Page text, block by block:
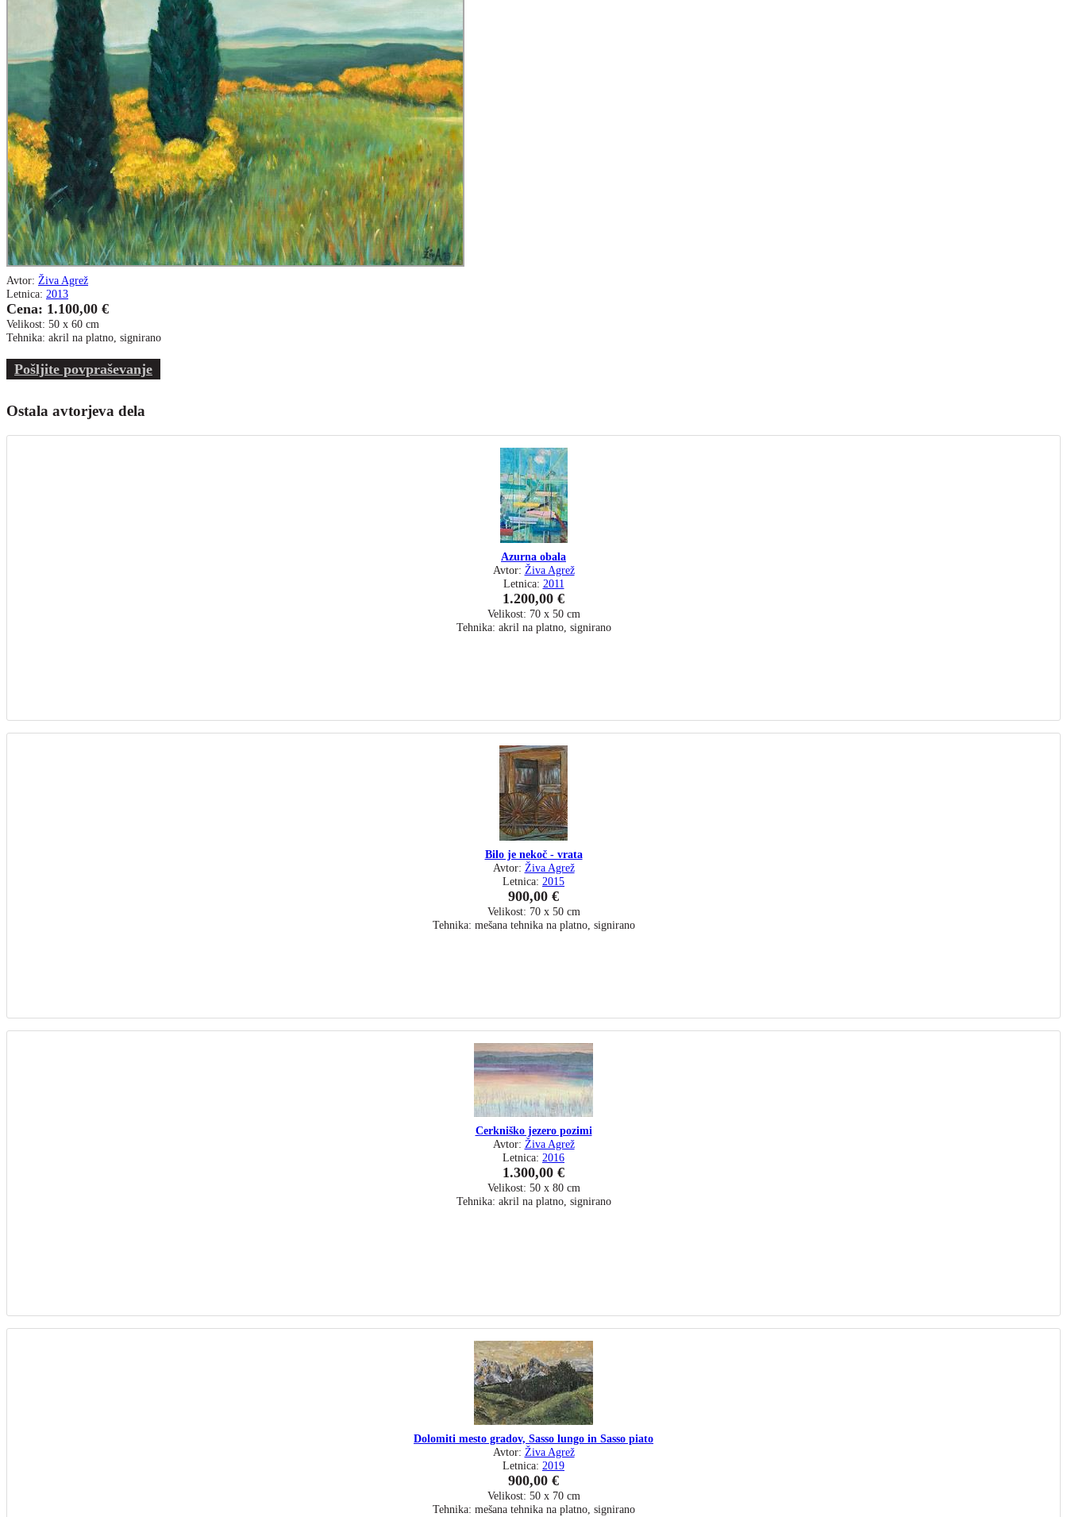
Avtor: Živa Agrež
Letnica: 2013
Cena: 1.100,00 €
Velikost: 50 x 60 cm
Tehnika: akril na platno, signirano
Pošljite povpraševanje
Ostala avtorjeva dela
Azurna obala
Avtor: Živa Agrež
Letnica: 2011
1.200,00 €
Velikost: 70 x 50 cm
Tehnika: akril na platno, signirano
Bilo je nekoč - vrata
Avtor: Živa Agrež
Letnica: 2015
900,00 €
Velikost: 70 x 50 cm
Tehnika: mešana tehnika na platno, signirano
Cerkniško jezero pozimi
Avtor: Živa Agrež
Letnica: 2016
1.300,00 €
Velikost: 50 x 80 cm
Tehnika: akril na platno, signirano
Dolomiti mesto gradov, Sasso lungo in Sasso piato
Avtor: Živa Agrež
Letnica: 2019
900,00 €
Velikost: 50 x 70 cm
Tehnika: mešana tehnika na platno, signirano